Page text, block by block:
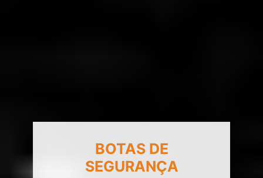
BOTAS DE
SEGURANÇA